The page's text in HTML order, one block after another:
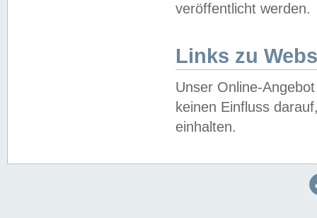
veröffentlicht werden.
Links zu
Unser Online-
keinen Einfluss
einhalten.